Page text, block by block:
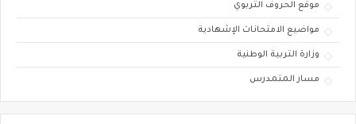
موقع الحروف التربوي
مواضيع الامتحانات الإشهادية
وزارة التربية الوطنية
مسار المتمدرس